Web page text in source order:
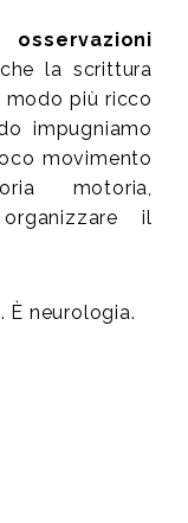
osservazioni
la scrittura
più ricco
impugniamo
movimento
motoria,
il
È neurologia.